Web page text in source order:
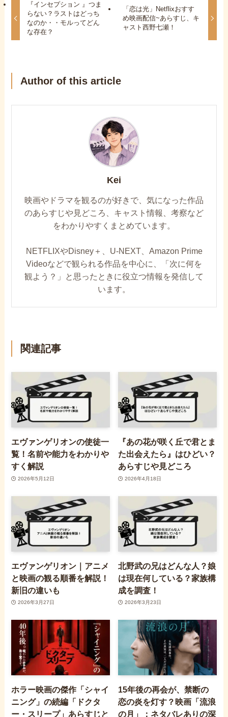
『インセプション 』つま
らない？ラストはどっち
なのか・・モルってどん
な存在？
「恋は光」Netflixおすす
め映画配信~あらすじ、キ
ャスト西野七瀬！
Author of this article
Kei
映画やドラマを観るのが好きで、気になった作品
のあらすじや見どころ、キャスト情報、考察など
をわかりやすくまとめています。
NETFLIXやDisney＋、U-NEXT、Amazon Prime
Videoなどで観られる作品を中心に、「次に何を
観よう？」と思ったときに役立つ情報を発信して
います。
関連記事
エヴァンゲリオンの使徒一
覧！名前や能力をわかりや
すく解説
2026年5月12日
『あの花が咲く丘で君とま
た出会えたら』はひどい？
あらすじや見どころ
2026年4月18日
エヴァンゲリオン｜アニメ
と映画の観る順番を解説！
新旧の違いも
2026年3月27日
北野武の兄はどんな人？娘
は現在何している？家族構
成を調査！
2026年3月23日
ホラー映画の傑作「シャイ
ニング」の続編「ドクタ
ー・スリープ」あらすじと
15年後の再会が、禁断の
恋の炎を灯す？映画「流浪
の月」：ネタバレありの深